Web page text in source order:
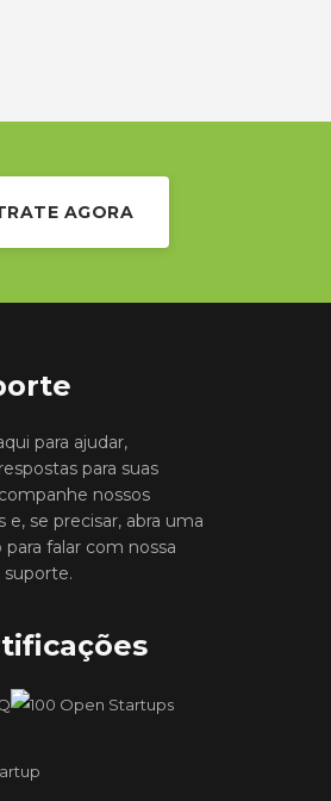
AGORA
para ajudar,
para suas
nossos
e, se precisar, abra uma
para falar com nossa